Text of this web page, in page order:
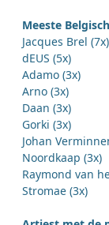
Meeste
Jacques Brel (7x)
dEUS (5x)
Adamo (3x)
Arno (3x)
Daan (3x)
Gorki (3x)
Johan
Noordkaap (3x)
Raymond van
Stromae (3x)